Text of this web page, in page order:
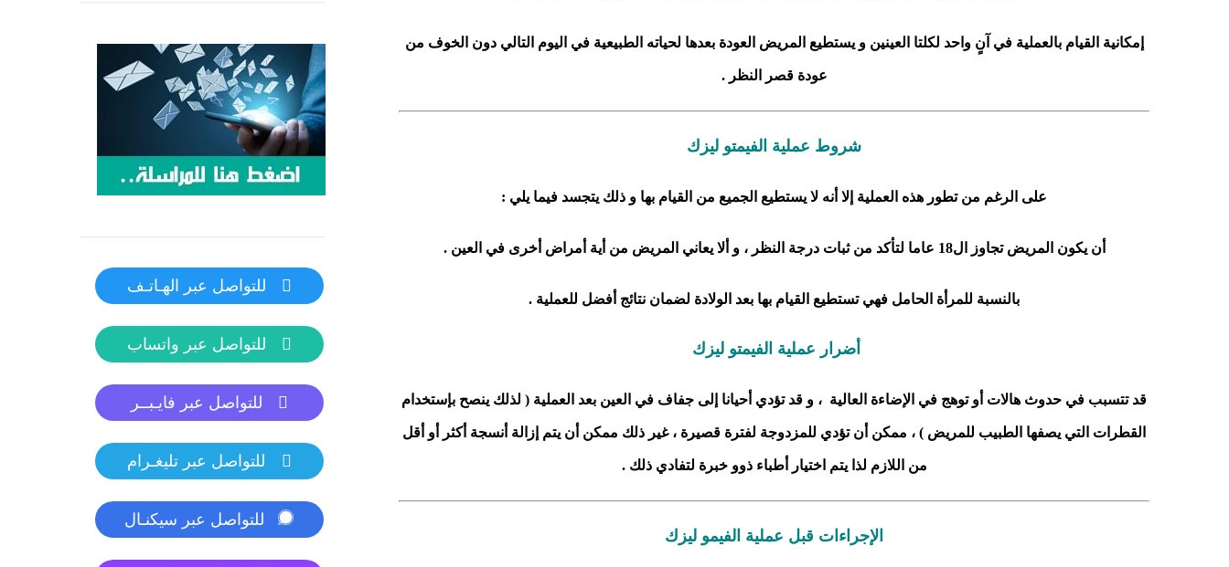
إمكانية القيام بالعملية في آنٍ واحد لكلتا العينين و يستطيع المريض العودة بعدها لحياته الطبيعية في اليوم التالي دون الخوف من
عودة قصر النظر .
شروط عملية الفيمتو ليزك
على الرغم من تطور هذه العملية إلا أنه لا يستطيع الجميع من القيام بها و ذلك يتجسد فيما يلي :
أن يكون المريض تجاوز ال18 عاما لتأكد من ثبات درجة النظر ، و ألا يعاني المريض من أية أمراض أخرى في العين .
بالنسبة للمرأة الحامل فهي تستطيع القيام بها بعد الولادة لضمان نتائج أفضل للعملية .
أضرار عملية الفيمتو ليزك
قد تتسبب في حدوث هالات أو توهج في الإضاءة العالية ، و قد تؤدي أحيانا إلى جفاف في العين بعد العملية ( لذلك ينصح بإستخدام
القطرات التي يصفها الطبيب للمريض ) ، ممكن أن تؤدي للمزدوجة لفترة قصيرة ، غير ذلك ممكن أن يتم إزالة أنسجة أكثر أو أقل
من اللازم لذا يتم اختيار أطباء ذوو خبرة لتفادي ذلك .
الإجراءات قبل عملية الفيمو ليزك
للتواصل عبر الهـاتـف
للتواصل عبر واتساب
للتواصل عبر فايـبــر
للتواصل عبر تليغـرام
للتواصل عبر سيكنـال